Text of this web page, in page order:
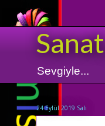
Sevgiyle...
24 Eylül 2019 Salı